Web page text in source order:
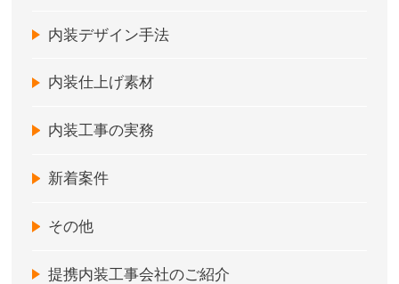
内装デザイン手法
内装仕上げ素材
内装工事の実務
新着案件
その他
提携内装工事会社のご紹介